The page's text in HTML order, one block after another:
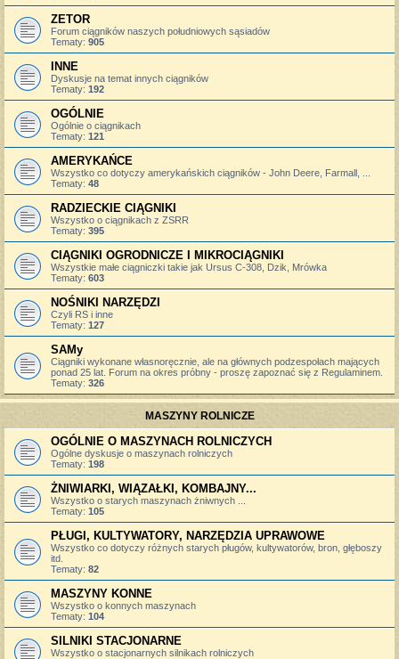
ZETOR
Forum ciągników naszych południowych sąsiadów
Tematy: 905
INNE
Dyskusje na temat innych ciągników
Tematy: 192
OGÓLNIE
Ogólnie o ciągnikach
Tematy: 121
AMERYKAŃCE
Wszystko co dotyczy amerykańskich ciągników - John Deere, Farmall, ...
Tematy: 48
RADZIECKIE CIĄGNIKI
Wszystko o ciągnikach z ZSRR
Tematy: 395
CIĄGNIKI OGRODNICZE I MIKROCIĄGNIKI
Wszystkie małe ciągniczki takie jak Ursus C-308, Dzik, Mrówka
Tematy: 603
NOŚNIKI NARZĘDZI
Czyli RS i inne
Tematy: 127
SAMy
Ciągniki wykonane własnoręcznie, ale na głównych podzespołach mających
ponad 25 lat. Forum na okres próbny - proszę zapoznać się z Regulaminem.
Tematy: 326
MASZYNY ROLNICZE
OGÓLNIE O MASZYNACH ROLNICZYCH
Ogólne dyskusje o maszynach rolniczych
Tematy: 198
ŻNIWIARKI, WIĄZAŁKI, KOMBAJNY...
Wszystko o starych maszynach żniwnych ...
Tematy: 105
PŁUGI, KULTYWATORY, NARZĘDZIA UPRAWOWE
Wszystko co dotyczy różnych starych pługów, kultywatorów, bron, głęboszy
itd.
Tematy: 82
MASZYNY KONNE
Wszystko o konnych maszynach
Tematy: 104
SILNIKI STACJONARNE
Wszystko o stacjonarnych silnikach rolniczych